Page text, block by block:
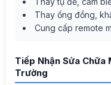
Thay ống đồng,
Cung cấp remote
Tiếp Nhận Sửa Chữa
Trường